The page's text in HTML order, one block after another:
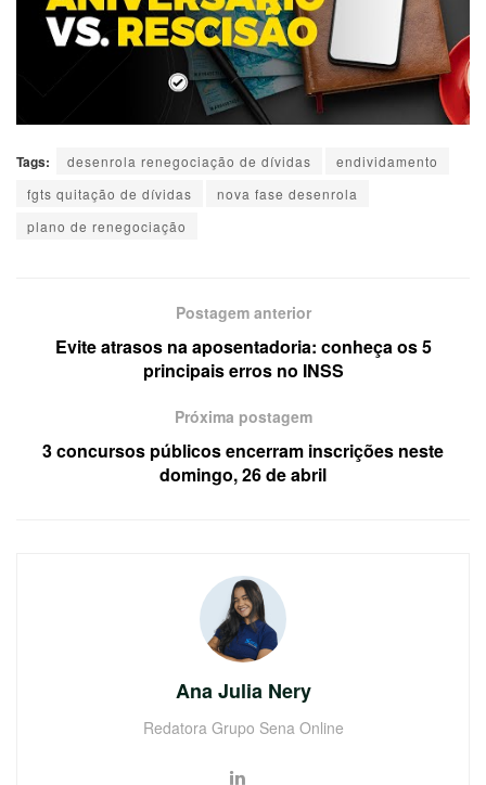
Tags: desenrola renegociação de dívidas
endividamento
fgts quitação de dívidas
nova fase desenrola
plano de renegociação
Postagem anterior
Evite atrasos na aposentadoria: conheça os 5
principais erros no INSS
Próxima postagem
3 concursos públicos encerram inscrições neste
domingo, 26 de abril
Ana Julia Nery
Redatora Grupo Sena Online